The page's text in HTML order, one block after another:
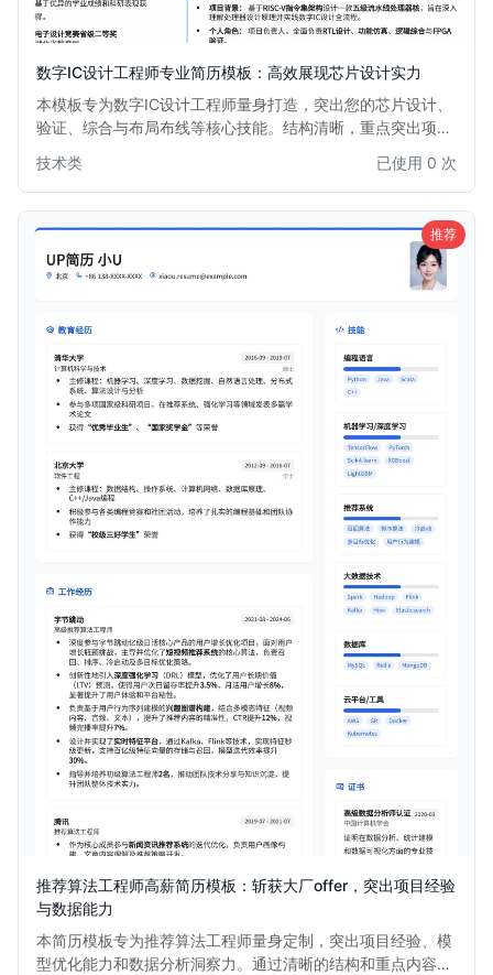
数字IC设计工程师专业简历模板：高效展现芯片设计实力
本模板专为数字IC设计工程师量身打造，突出您的芯片设计、
验证、综合与布局布线等核心技能。结构清晰，重点突出项目
仪的数字IC设计职位面试机会。
技术类 已使用 0 次
推荐
推荐算法工程师高薪简历模板：斩获大厂offer，突出项目经验
与数据能力
本简历模板专为推荐算法工程师量身定制，突出项目经验、模
型优化能力和数据分析洞察力。通过清晰的结构和重点内容展